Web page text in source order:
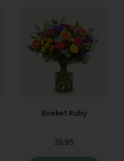
Boeket Ruby
39,95